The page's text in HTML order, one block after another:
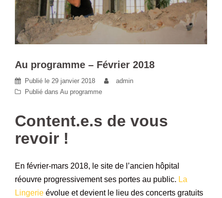
Au programme – Février 2018
Publié le 29 janvier 2018
admin
Publié dans Au programme
Content.e.s de vous
revoir !
En février-mars 2018, le site de l’ancien hôpital
réouvre progressivement ses portes au public. La
Lingerie évolue et devient le lieu des concerts gratuits